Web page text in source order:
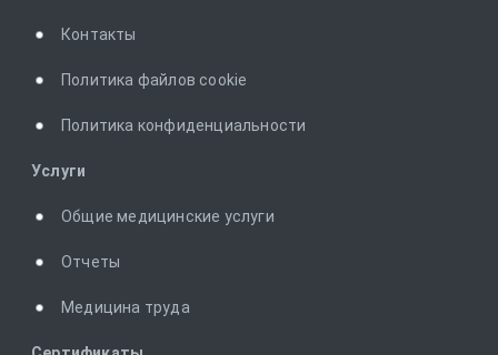
Контакты
Политика файлов cookie
Политика конфиденциальности
Услуги
Общие медицинские услуги
Отчеты
Медицина труда